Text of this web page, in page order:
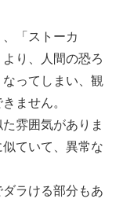
「ストーカ
り、人間の恐ろ
ってしまい、観
ません。
雰囲気がありま
ていて、異常な
ラける部分もあ